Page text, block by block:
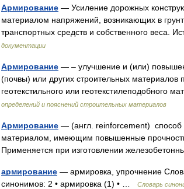
Армирование — Усиление дорожных
материалом напряжений, возникающих в
транспортных средств и собственного веса.
документации
Армирование — – улучшение и (или)
(почвы) или других строительных материалов
геотекстильного или
определений и пояснений строительных материалов
Армирование — (англ. reinforcement) способ
материалом, имеющим повышенные
Применяется при изготовлении
армирование — армировка, упрочнение
синонимов: 2 • армировка (1) • …
Словарь